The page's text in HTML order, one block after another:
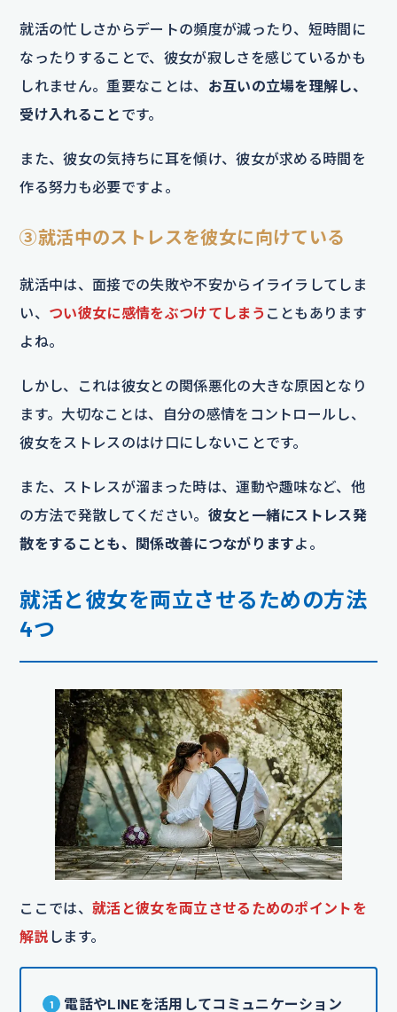
就活の忙しさからデートの頻度が減ったり、短時間に
なったりすることで、彼女が寂しさを感じているかも
しれません。重要なことは、 お互いの立場を理解し、
受け入れること です。
また、彼女の気持ちに耳を傾け、彼女が求める時間を
作る努力も必要ですよ。
③就活中のストレスを彼女に向けている
就活中は、面接での失敗や不安からイライラしてしま
い、 つい彼女に感情をぶつけてしまう こともあります
よね。
しかし、これは彼女との関係悪化の大きな原因となり
ます。大切なことは、自分の感情をコントロールし、
彼女をストレスのはけ口にしないことです。
また、ストレスが溜まった時は、運動や趣味など、他
の方法で発散してください。 彼女と一緒にストレス発
散をすることも、関係改善につながりますよ。
就活と彼女を両立させるための方法
4つ
ここでは、 就活と彼女を両立させるためのポイントを
解説 します。
電話やLINEを活用してコミュニケーション